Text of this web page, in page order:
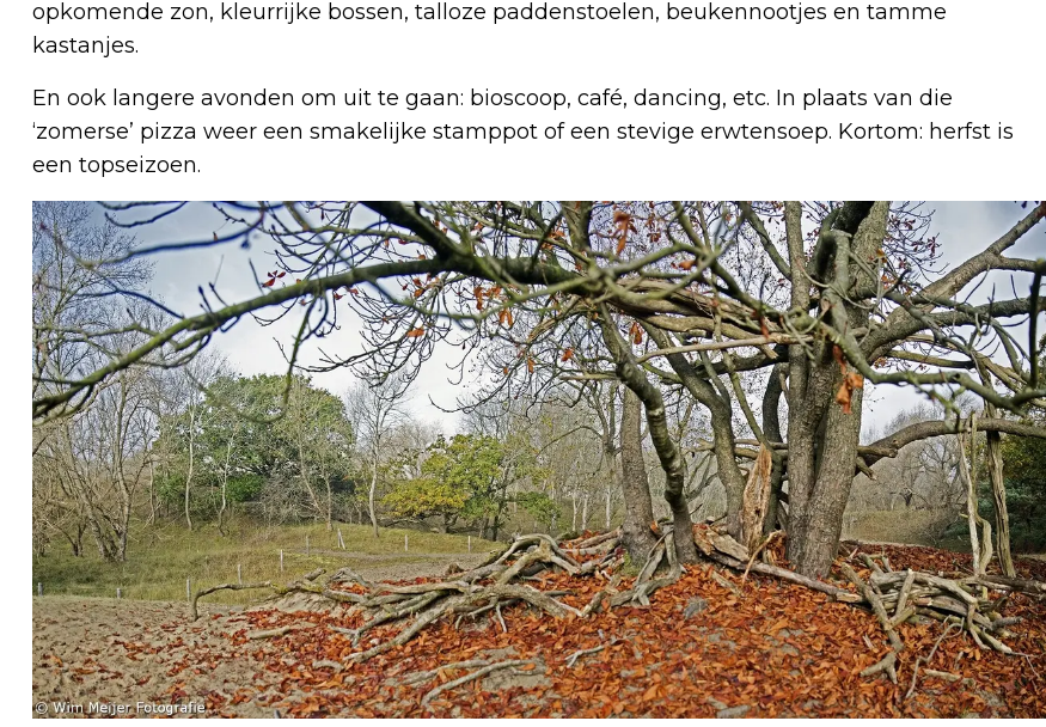
opkomende zon, kleurrijke bossen, talloze paddenstoelen, beukennootjes en tamme
kastanjes.
En ook langere avonden om uit te gaan: bioscoop, café, dancing, etc. In plaats van die
‘zomerse’ pizza weer een smakelijke stamppot of een stevige erwtensoep. Kortom: herfst is
een topseizoen.